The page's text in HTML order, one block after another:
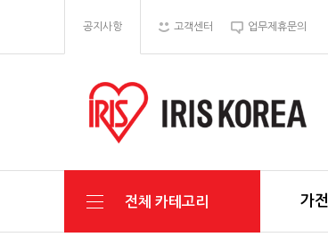
공지사항 고객센터 업무제휴문의
전체 카테고리 가전